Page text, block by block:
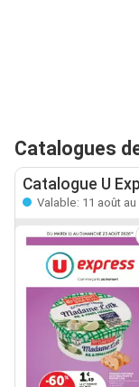
Catalogues
Catalogue U
Valable: 11 août